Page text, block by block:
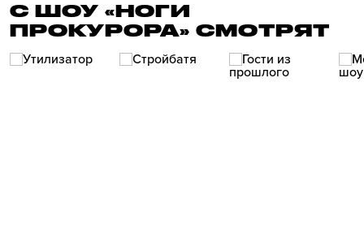
С ШОУ «НОГИ
ПРОКУРОРА» СМОТРЯТ